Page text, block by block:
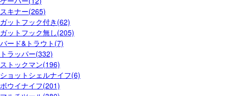
スキナー(265)
ガットフック付き(62)
ガットフック無し(205)
バード&トラウト(7)
トラッパー(332)
ストックマン(196)
ショットシェルナイフ(6)
ボウイナイフ(201)